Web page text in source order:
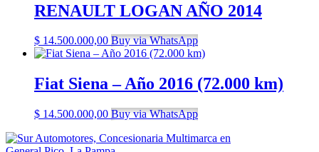
RENAULT LOGAN AÑO 2014
$ 14.500.000,00 Buy via WhatsApp
Fiat Siena – Año 2016 (72.000 km)
$ 14.500.000,00 Buy via WhatsApp